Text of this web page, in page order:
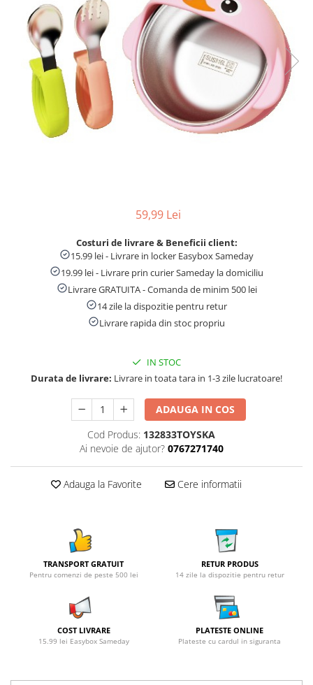
Tablite educative
59,99 Lei
Costuri de livrare & Beneficii client:
15.99 lei - Livrare in locker Easybox Sameday
19.99 lei - Livrare prin curier Sameday la domiciliu
Livrare GRATUITA - Comanda de minim 500 lei
14 zile la dispozitie pentru retur
Livrare rapida din stoc propriu
IN STOC
Durata de livrare: Livrare in toata tara in 1-3 zile lucratoare!
ADAUGA IN COS
Cod Produs: 132833TOYSKA
Ai nevoie de ajutor? 0767271740
Adauga la Favorite Cere informatii
TRANSPORT GRATUIT
Pentru comenzi de peste 500 lei
RETUR PRODUS
14 zile la dispozitie pentru retur
COST LIVRARE
15.99 lei Easybox Sameday
PLATESTE ONLINE
Plateste cu cardul in siguranta